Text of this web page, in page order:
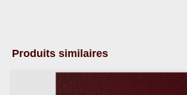
Produits similaires